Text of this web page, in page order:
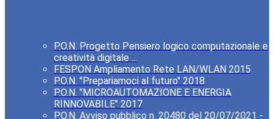
P.O.N. Progetto Pensiero logico computazionale e
creatività digitale ...
FESPON Ampliamento Rete LAN/WLAN 2015
P.O.N. "Prepariamoci al futuro" 2018
P.O.N. "MICROAUTOMAZIONE E ENERGIA
RINNOVABILE" 2017
P.O.N. Avviso pubblico n. 20480 del 20/07/2021 -